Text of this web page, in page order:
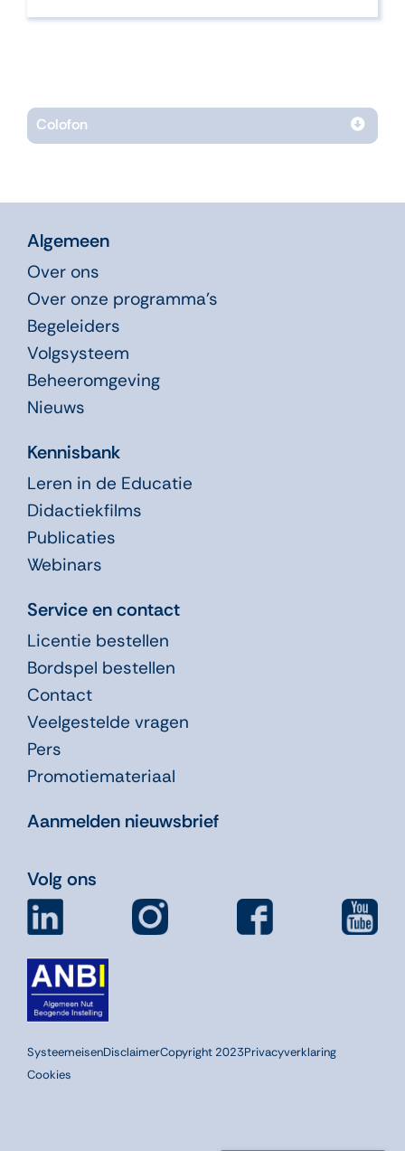
Colofon
Algemeen
Over ons
Over onze programma’s
Begeleiders
Volgsysteem
Beheeromgeving
Nieuws
Kennisbank
Leren in de Educatie
Didactiekfilms
Publicaties
Webinars
Service en contact
Licentie bestellen
Bordspel bestellen
Contact
Veelgestelde vragen
Pers
Promotiemateriaal
Aanmelden nieuwsbrief
Volg ons
SysteemeisenDisclaimerCopyright 2023Privacyverklaring
Cookies